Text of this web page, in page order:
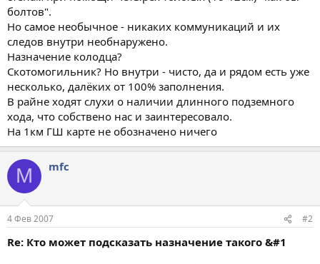
болтов".
Но самое необычное - никаких коммуникаций и их
следов внутри необнаружено.
Назначение колодца?
Скотомогильник? Но внутри - чисто, да и рядом есть уже
несколько, далёких от 100% заполнения.
В райне ходят слухи о наличии длинного подземного
хода, что собствено нас и заинтересовало.
На 1км ГШ карте не обозначено ничего
M mfc
4 Фев 2007 #2
Re: Кто может подсказать назначение такого &#1